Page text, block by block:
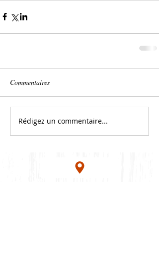
Commentaires
Rédigez un commentaire...